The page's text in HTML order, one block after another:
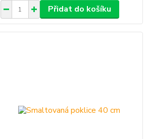
Přidat do košíku